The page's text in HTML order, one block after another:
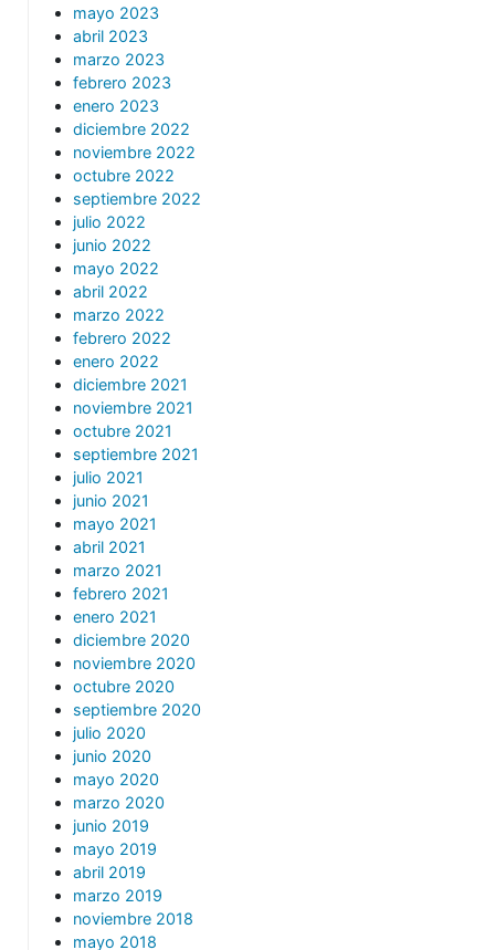
mayo 2023
abril 2023
marzo 2023
febrero 2023
enero 2023
diciembre 2022
noviembre 2022
octubre 2022
septiembre 2022
julio 2022
junio 2022
mayo 2022
abril 2022
marzo 2022
febrero 2022
enero 2022
diciembre 2021
noviembre 2021
octubre 2021
septiembre 2021
julio 2021
junio 2021
mayo 2021
abril 2021
marzo 2021
febrero 2021
enero 2021
diciembre 2020
noviembre 2020
octubre 2020
septiembre 2020
julio 2020
junio 2020
mayo 2020
marzo 2020
junio 2019
mayo 2019
abril 2019
marzo 2019
noviembre 2018
mayo 2018